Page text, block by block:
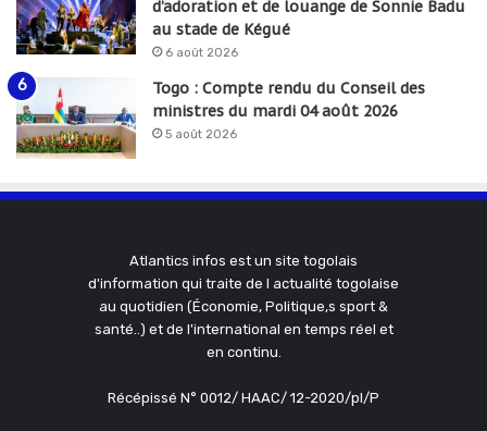
d’adoration et de louange de Sonnie Badu
au stade de Kégué
6 août 2026
Togo : Compte rendu du Conseil des
ministres du mardi 04 août 2026
5 août 2026
Atlantics infos est un site togolais
d'information qui traite de l actualité togolaise
au quotidien (Économie, Politique,s sport &
santé..) et de l'international en temps réel et
en continu.
Récépissé N° 0012/ HAAC/ 12-2020/pl/P